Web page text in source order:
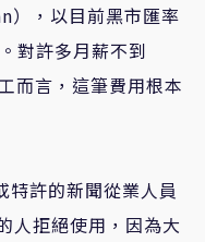
），以目前黑市匯率
對許多月薪不到
而言，這筆費用根本
特許的新聞從業人員
人拒絕使用，因為大